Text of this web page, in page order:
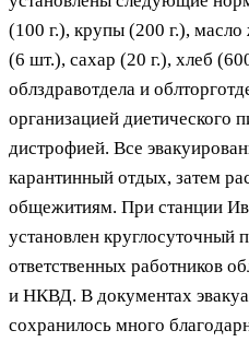
(100 г.), крупы (200 г.),
(6 шт.), сахар (20 г.), хлеб
облздравотдела и
организацией диетического
дистрофией. Все
карантинный отдых, затем
общежитиям. При станции
установлен круглосуточный
ответственных работников
и НКВД. В документах
сохранилось много